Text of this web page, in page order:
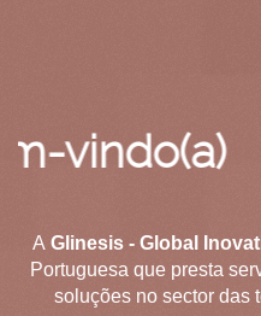
A Glinesis - Global
Portuguesa que presta
soluções no sector das